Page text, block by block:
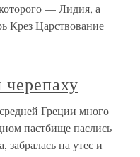
— Лидия, а
Крез Царствование
Греции много
пастбище паслись
забралась на утес и